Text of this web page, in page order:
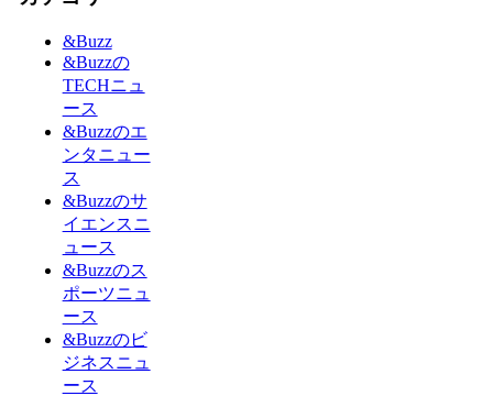
&Buzz
&Buzzの
TECHニュ
ース
&Buzzのエ
ンタニュー
ス
&Buzzのサ
イエンスニ
ュース
&Buzzのス
ポーツニュ
ース
&Buzzのビ
ジネスニュ
ース